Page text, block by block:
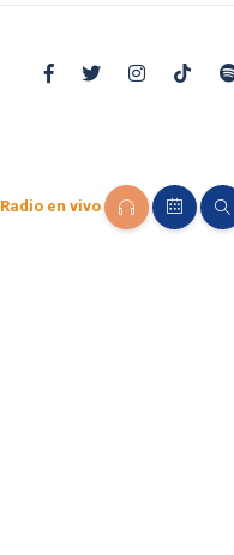
Radio en vivo